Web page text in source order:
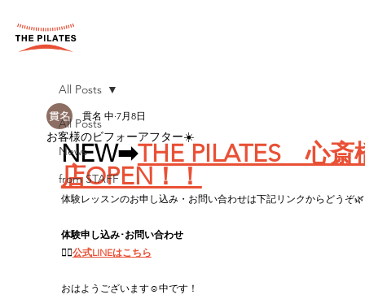
All Posts
News
from STAFF
All Posts
お客様のビフォーアフター☀️
貫名 中 7月8日
NEW➡THE PILATES　心斎
店OPEN！！
体験レッスンのお申し込み・お問い合わせは下記リンクからどうぞ🌿
体験申し込み･お問い合わせ
👉🏻公式LINEはこちら
おはようございます☺︎中です！